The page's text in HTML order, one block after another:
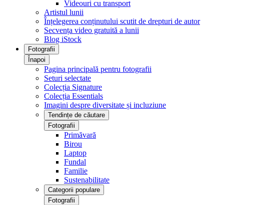
Videouri cu transport
Artistul lunii
Înțelegerea conținutului scutit de drepturi de autor
Secvența video gratuită a lunii
Blog iStock
Fotografii
Înapoi
Pagina principală pentru fotografii
Seturi selectate
Colecția Signature
Colecția Essentials
Imagini despre diversitate și incluziune
Tendințe de căutare
Fotografii
Primăvară
Birou
Laptop
Fundal
Familie
Sustenabilitate
Categorii populare
Fotografii